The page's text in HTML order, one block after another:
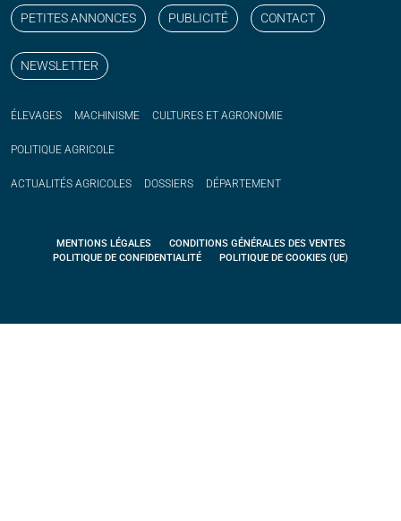
PETITES ANNONCES PUBLICITÉ CONTACT
NEWSLETTER
ÉLEVAGES MACHINISME CULTURES ET AGRONOMIE
POLITIQUE AGRICOLE
ACTUALITÉS AGRICOLES DOSSIERS DÉPARTEMENT
MENTIONS LÉGALES
CONDITIONS GÉNÉRALES DES VENTES
POLITIQUE DE CONFIDENTIALITÉ
POLITIQUE DE COOKIES (UE)